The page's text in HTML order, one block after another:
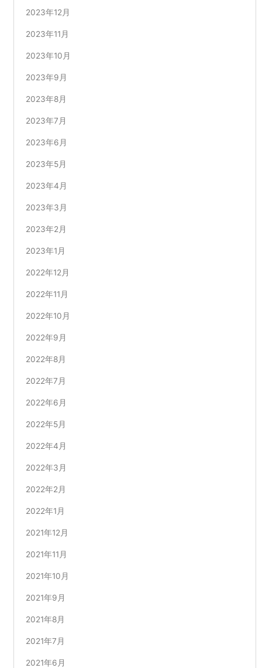
2023年12月
2023年11月
2023年10月
2023年9月
2023年8月
2023年7月
2023年6月
2023年5月
2023年4月
2023年3月
2023年2月
2023年1月
2022年12月
2022年11月
2022年10月
2022年9月
2022年8月
2022年7月
2022年6月
2022年5月
2022年4月
2022年3月
2022年2月
2022年1月
2021年12月
2021年11月
2021年10月
2021年9月
2021年8月
2021年7月
2021年6月